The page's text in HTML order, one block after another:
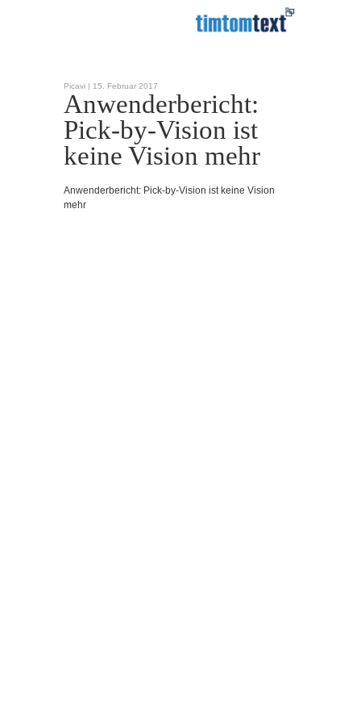
Picavi | 15. Februar 2017
Anwenderbericht:
Pick-by-Vision ist
keine Vision mehr
Anwenderbericht: Pick-by-Vision ist keine Vision
mehr